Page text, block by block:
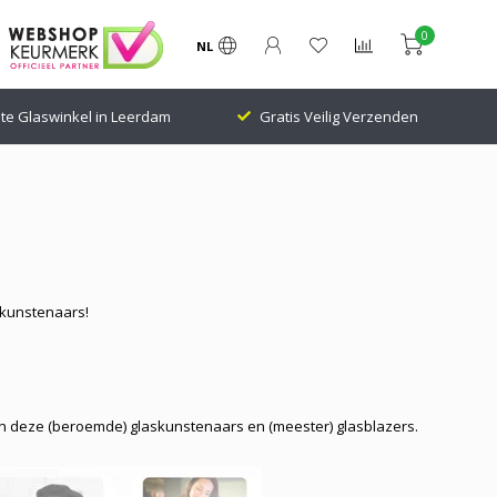
NL
0
Glaswinkel in Leerdam Gratis Veilig Verzenden
(beroemde) glaskunstenaars en (meester) glasblazers.